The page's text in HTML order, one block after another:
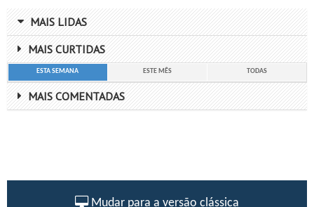
MAIS LIDAS
MAIS CURTIDAS
ESTA SEMANA ESTE MÊS TODAS
MAIS COMENTADAS
Mudar para a versão clássica